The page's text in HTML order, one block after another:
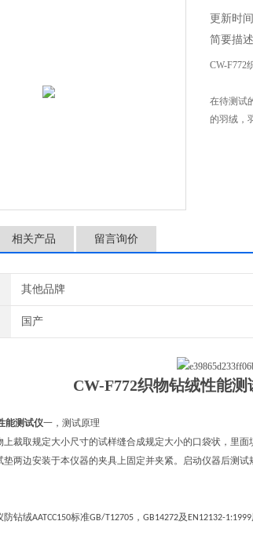
更新时
简要描述
CW-F772
在待测试
的羽绒，
相关产品 留言询价
其他品牌
国产
CW-F772织物钻绒性能测
能测试仪一，测试原理
上裁取规定大小尺寸的试样缝合成规定大小的口袋状，里
两边安装于本仪器的夹具上固定并夹紧。启动仪器后测
防钻绒AATCC150标准GB/T12705 ， GB14272及 EN12132-1:1999